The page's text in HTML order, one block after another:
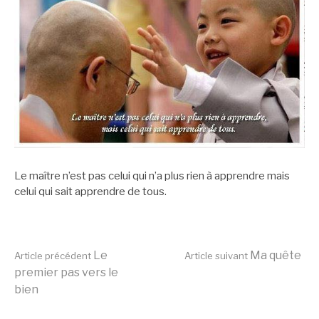
Le maître n’est pas celui qui n’a plus rien à apprendre mais
celui qui sait apprendre de tous.
Lire
Article précédent Le
premier pas vers le
bien
Article suivant Ma quête